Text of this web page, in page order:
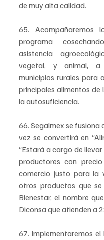
de muy alta calidad.
65. Acompañaremos
programa
asistencia
vegetal, y animal, a
municipios rurales para
principales alimentos
la autosuficiencia.
66. Segalmex se fusiona
vez se convertirá en
“Estará a cargo de
productores con
comercio justo para la
otros productos que
Bienestar, el nombre
Diconsa que atienden a
67. Implementaremos el